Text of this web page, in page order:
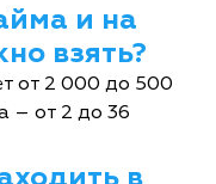
и на
взять?
от 2 000 до 500
– от 2 до 36